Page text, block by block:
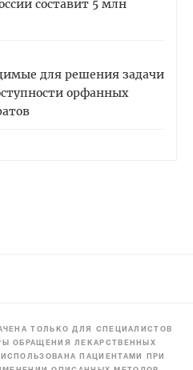
составит 5 млн
для решения задачи
орфанных
ТОЛЬКО ДЛЯ СПЕЦИАЛИСТОВ
ОБРАЩЕНИЯ ЛЕКАРСТВЕННЫХ
ПАЦИЕНТАМИ ПРИ